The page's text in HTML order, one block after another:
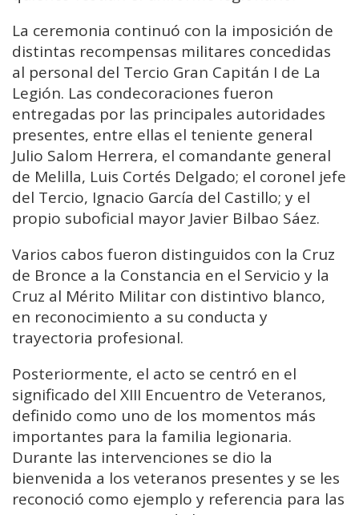
La ceremonia continuó con la imposición de
distintas recompensas militares concedidas
al personal del Tercio Gran Capitán I de La
Legión. Las condecoraciones fueron
entregadas por las principales autoridades
presentes, entre ellas el teniente general
Julio Salom Herrera, el comandante general
de Melilla, Luis Cortés Delgado; el coronel jefe
del Tercio, Ignacio García del Castillo; y el
propio suboficial mayor Javier Bilbao Sáez.
Varios cabos fueron distinguidos con la Cruz
de Bronce a la Constancia en el Servicio y la
Cruz al Mérito Militar con distintivo blanco,
en reconocimiento a su conducta y
trayectoria profesional.
Posteriormente, el acto se centró en el
significado del XIII Encuentro de Veteranos,
definido como uno de los momentos más
importantes para la familia legionaria.
Durante las intervenciones se dio la
bienvenida a los veteranos presentes y se les
reconoció como ejemplo y referencia para las